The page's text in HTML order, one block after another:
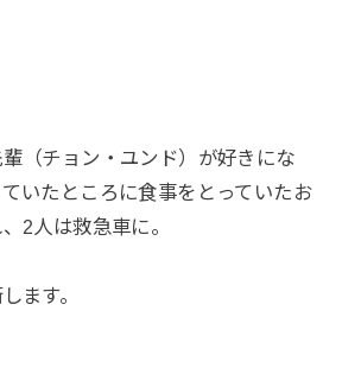
（チョン・ユンド）が好きにな
いたところに食事をとっていたお
2人は救急車に。
ます。